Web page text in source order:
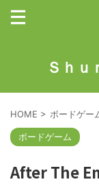
Ｓｈｕ
HOME > ボードゲー
ボードゲーム
After The